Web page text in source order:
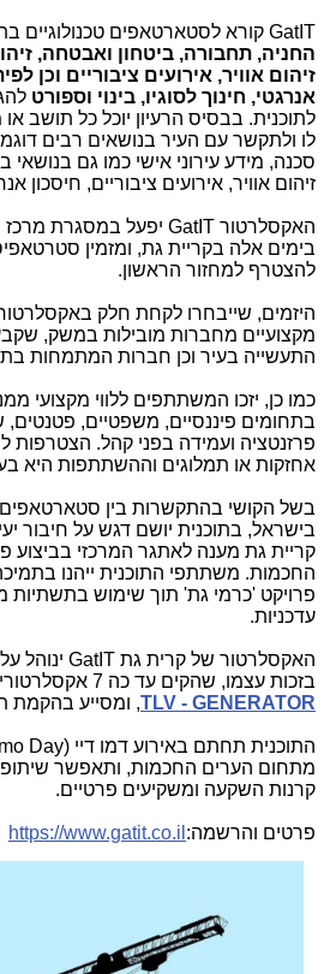
GatITקורא לסטארטאפים טכנולוגיים
החניה, תחבורה, ביטחון ואבטחה,
זיהום אוויר, אירועים ציבוריים וכן
אנרגטי, חינוך לסוגיו, בינוי וספורט
לתוכנית. בבסיס הרעיון יוכל כל תושב
לו ולתקשר עם העיר בנושאים רבים
סכנה, מידע עירוני אישי כמו גם בנושאי
זיהום אוויר, אירועים ציבוריים, חיסכון
האקסלרטור GatITיפעל במסגרת מרכז
בימים אלה בקריית גת, ומזמין
להצטרף למחזור הראשון.
היזמים, שייבחרו לקחת חלק באקסלרטור,
מקצועיים מחברות מובילות במשק,
התעשייה בעיר וכן חברות המתמחות
כמו כן, יזכו המשתתפים ללווי מקצועי
בתחומים פיננסיים, משפטיים, פטנטים,
פרזנטציה ועמידה בפני קהל. הצטרפות
אחזקות או תמלוגים וההשתתפות היא
בשל הקושי בהתקשרות בין סטארטאפים
בישראל, בתוכנית יושם דגש על חיבור
קריית גת מענה לאתגר המרכזי בביצוע
החכמות. משתתפי התוכנית ייהנו
פרויקט 'כרמי גת' תוך שימוש
עדכניות.
האקסלרטור של קרית גת GatITינוהל על
בזכות עצמו, שהקים עד כה 7 אקסלרטורים בישראל כמו למשל
TLV - GENERATOR, ומסייע בהקמת
התוכנית תחתם באירוע דמו דיי Day)
מתחום הערים החכמות, ותאפשר שיתופי
קרנות השקעה ומשקיעים פרטיים.
פרטים והרשמה:https://www.gatit.co.il